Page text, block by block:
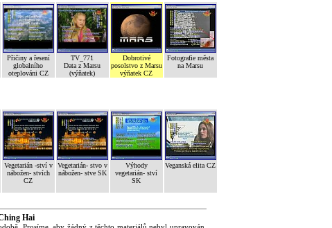
Přičiny a řesení
globalního
oteplováni CZ
TV_771
Data z Marsu
(výňatek)
Dobrotivé
posolstvo z Marsu
výňatek CZ
Fotografie města
na Marsu
Vegetarián -ství v
nábožen- stvích
CZ
Vegetarián- stvo v
nábožen- stve SK
Výhody
vegetarián- ství
SK
Veganská elita CZ
Hai